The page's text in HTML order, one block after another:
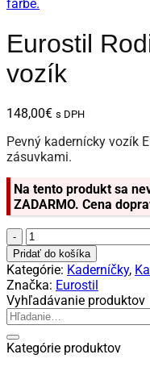
Eurostil
vozík
148,00€ s DPH
Pevný kadernícky vozík
zásuvkami.
Na tento produkt sa
ZADARMO. Cena
množstvo
Eurostil
Rodium
Kadernícky
vozík
Pridať do košíka
Kategórie: Kaderníčky,
Značka: Eurostil
Vyhľadávanie produktov
Hľadať:
Kategórie produktov